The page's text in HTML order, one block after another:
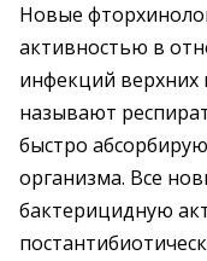
Новые
активностью в
инфекций верхних
называют
быстро
организма. Все
бактерицидную